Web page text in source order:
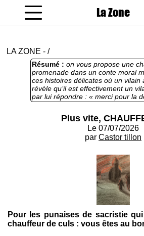
La Zone
LA ZONE - /
Résumé : on vous propose une
promenade dans un conte moral
ces histoires délicates où un vilain
révèle qu’il est effectivement un
par lui répondre : « merci pour la
maintenant on va gérer ». Ici, on
avoir transformé une erreur de
politique ambulant, trouvent
principe est simple : le méchant
punitive, avec une bonne dose de
et de cruauté. Les personnages
tombe, puis sont surpris de
trou au bout. Une petite histoire où
Plus vite,
Le 07/07/2026
par Castor tillon
Pour les punaises de sacristie
chauffeur de culs : vous êtes au